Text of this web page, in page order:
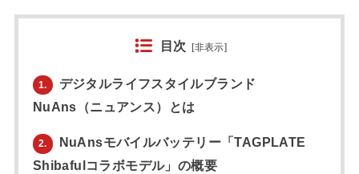
目次 [非表示]
1.
デジタルライフスタイルブランド
NuAns（ニュアンス）とは
2.
NuAnsモバイルバッテリー「TAGPLATE
Shibafulコラボモデル」の概要